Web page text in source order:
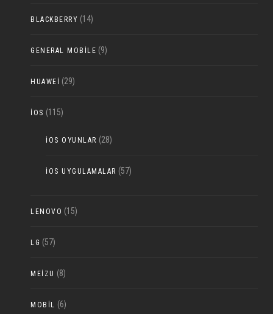
BLACKBERRY (14)
GENERAL MOBILE (9)
HUAWEI (29)
IOS (115)
IOS OYUNLAR (28)
IOS UYGULAMALAR (57)
LENOVO (15)
LG (57)
MEIZU (8)
MOBIL (6)